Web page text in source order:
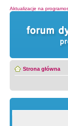
Aktualizacje na
Strona główna